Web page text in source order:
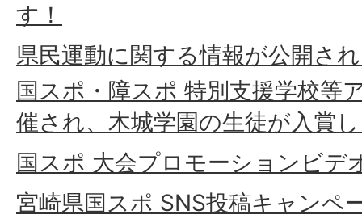
す！
県民運動に関する情報が公開さ
国スポ・障スポ 特別支援学校等
催され、木城学園の生徒が入賞
国スポ 大会プロモーションビデ
宮崎県国スポ SNS投稿キャンペ